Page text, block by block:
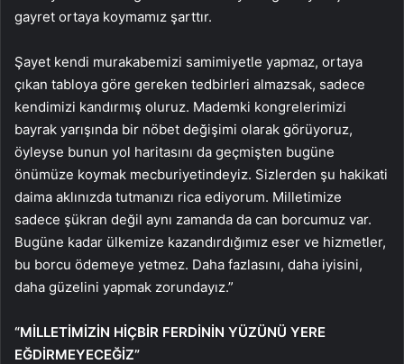
gayret ortaya koymamız şarttır.
Şayet kendi murakabemizi samimiyetle yapmaz, ortaya
çıkan tabloya göre gereken tedbirleri almazsak, sadece
kendimizi kandırmış oluruz. Mademki kongrelerimizi
bayrak yarışında bir nöbet değişimi olarak görüyoruz,
öyleyse bunun yol haritasını da geçmişten bugüne
önümüze koymak mecburiyetindeyiz. Sizlerden şu hakikati
daima aklınızda tutmanızı rica ediyorum. Milletimize
sadece şükran değil aynı zamanda da can borcumuz var.
Bugüne kadar ülkemize kazandırdığımız eser ve hizmetler,
bu borcu ödemeye yetmez. Daha fazlasını, daha iyisini,
daha güzelini yapmak zorundayız.”
“MİLLETİMİZİN HİÇBİR FERDİNİN YÜZÜNÜ YERE
EĞDİRMEYECEĞİZ”